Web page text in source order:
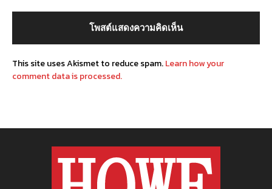
This site uses Akismet to reduce spam.Learn how your
comment data is processed.